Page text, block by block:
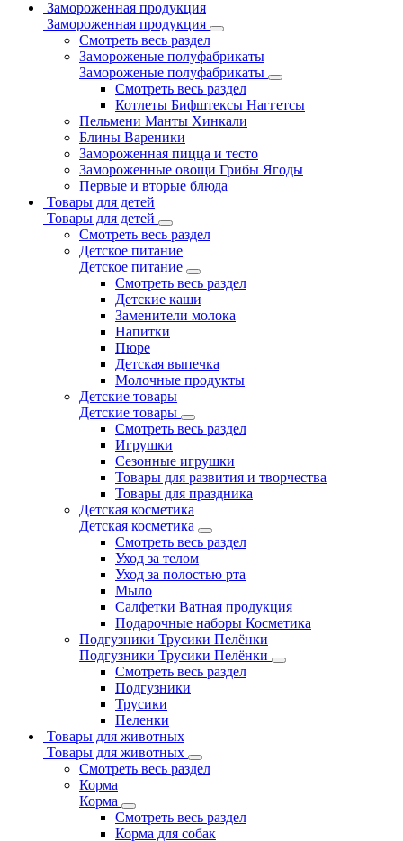
Замороженная продукция
Замороженная продукция
Смотреть весь раздел
Замороженые полуфабрикаты
Замороженые полуфабрикаты
Смотреть весь раздел
Котлеты Бифштексы Наггетсы
Пельмени Манты Хинкали
Блины Вареники
Замороженная пицца и тесто
Замороженные овощи Грибы Ягоды
Первые и вторые блюда
Товары для детей
Товары для детей
Смотреть весь раздел
Детское питание
Детское питание
Смотреть весь раздел
Детские каши
Заменители молока
Напитки
Пюре
Детская выпечка
Молочные продукты
Детские товары
Детские товары
Смотреть весь раздел
Игрушки
Сезонные игрушки
Товары для развития и творчества
Товары для праздника
Детская косметика
Детская косметика
Смотреть весь раздел
Уход за телом
Уход за полостью рта
Мыло
Салфетки Ватная продукция
Подарочные наборы Косметика
Подгузники Трусики Пелёнки
Подгузники Трусики Пелёнки
Смотреть весь раздел
Подгузники
Трусики
Пеленки
Товары для животных
Товары для животных
Смотреть весь раздел
Корма
Корма
Смотреть весь раздел
Корма для собак